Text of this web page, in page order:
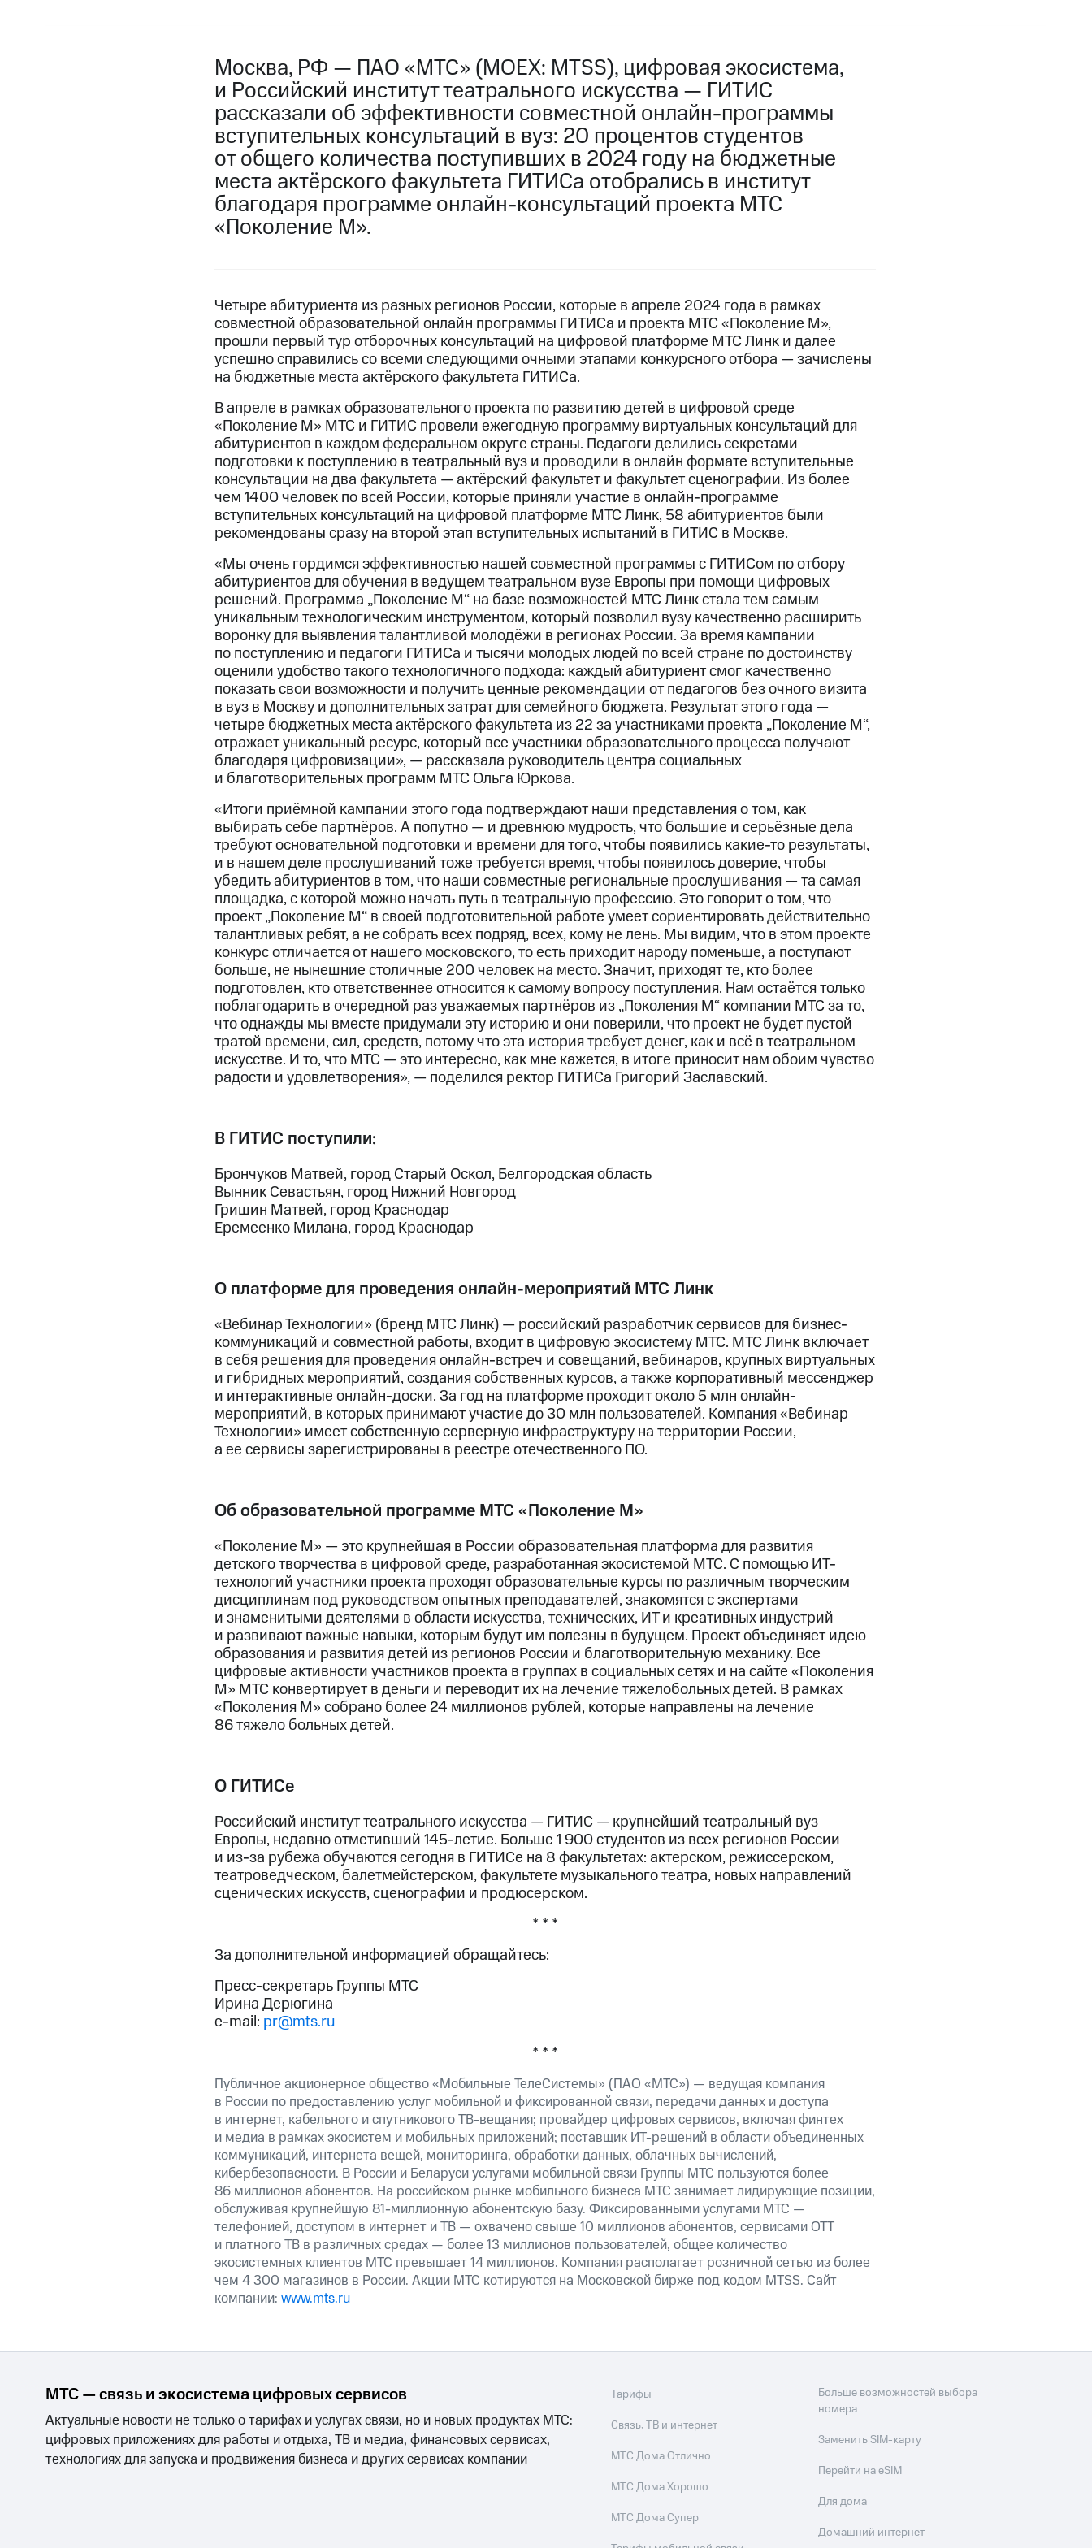
Москва, РФ — ПАО «МТС» (MOEX: MTSS), цифровая экосистема,
и Российский институт театрального искусства — ГИТИС
рассказали об эффективности совместной онлайн-программы
вступительных консультаций в вуз: 20 процентов студентов
от общего количества поступивших в 2024 году на бюджетные
места актёрского факультета ГИТИСа отобрались в институт
благодаря программе онлайн-консультаций проекта МТС
«Поколение М».
Четыре абитуриента из разных регионов России, которые в апреле 2024 года в рамках
совместной образовательной онлайн программы ГИТИСа и проекта МТС «Поколение М»,
прошли первый тур отборочных консультаций на цифровой платформе МТС Линк и далее
успешно справились со всеми следующими очными этапами конкурсного отбора — зачислены
на бюджетные места актёрского факультета ГИТИСа.
В апреле в рамках образовательного проекта по развитию детей в цифровой среде
«Поколение М» МТС и ГИТИС провели ежегодную программу виртуальных консультаций для
абитуриентов в каждом федеральном округе страны. Педагоги делились секретами
подготовки к поступлению в театральный вуз и проводили в онлайн формате вступительные
консультации на два факультета — актёрский факультет и факультет сценографии. Из более
чем 1400 человек по всей России, которые приняли участие в онлайн-программе
вступительных консультаций на цифровой платформе МТС Линк, 58 абитуриентов были
рекомендованы сразу на второй этап вступительных испытаний в ГИТИС в Москве.
«Мы очень гордимся эффективностью нашей совместной программы с ГИТИСом по отбору
абитуриентов для обучения в ведущем театральном вузе Европы при помощи цифровых
решений. Программа „Поколение М“ на базе возможностей МТС Линк стала тем самым
уникальным технологическим инструментом, который позволил вузу качественно расширить
воронку для выявления талантливой молодёжи в регионах России. За время кампании
по поступлению и педагоги ГИТИСа и тысячи молодых людей по всей стране по достоинству
оценили удобство такого технологичного подхода: каждый абитуриент смог качественно
показать свои возможности и получить ценные рекомендации от педагогов без очного визита
в вуз в Москву и дополнительных затрат для семейного бюджета. Результат этого года —
четыре бюджетных места актёрского факультета из 22 за участниками проекта „Поколение М“,
отражает уникальный ресурс, который все участники образовательного процесса получают
благодаря цифровизации», — рассказала руководитель центра социальных
и благотворительных программ МТС Ольга Юркова.
«Итоги приёмной кампании этого года подтверждают наши представления о том, как
выбирать себе партнёров. А попутно — и древнюю мудрость, что большие и серьёзные дела
требуют основательной подготовки и времени для того, чтобы появились какие-то результаты,
и в нашем деле прослушиваний тоже требуется время, чтобы появилось доверие, чтобы
убедить абитуриентов в том, что наши совместные региональные прослушивания — та самая
площадка, с которой можно начать путь в театральную профессию. Это говорит о том, что
проект „Поколение М“ в своей подготовительной работе умеет сориентировать действительно
талантливых ребят, а не собрать всех подряд, всех, кому не лень. Мы видим, что в этом проекте
конкурс отличается от нашего московского, то есть приходит народу поменьше, а поступают
больше, не нынешние столичные 200 человек на место. Значит, приходят те, кто более
подготовлен, кто ответственнее относится к самому вопросу поступления. Нам остаётся только
поблагодарить в очередной раз уважаемых партнёров из „Поколения М“ компании МТС за то,
что однажды мы вместе придумали эту историю и они поверили, что проект не будет пустой
тратой времени, сил, средств, потому что эта история требует денег, как и всё в театральном
искусстве. И то, что МТС — это интересно, как мне кажется, в итоге приносит нам обоим чувство
радости и удовлетворения», — поделился ректор ГИТИСа Григорий Заславский.
В ГИТИС поступили:
Брончуков Матвей, город Старый Оскол, Белгородская область
Вынник Севастьян, город Нижний Новгород
Гришин Матвей, город Краснодар
Еремеенко Милана, город Краснодар
О платформе для проведения онлайн-мероприятий МТС Линк
«Вебинар Технологии» (бренд МТС Линк) — российский разработчик сервисов для бизнес-
коммуникаций и совместной работы, входит в цифровую экосистему МТС. МТС Линк включает
в себя решения для проведения онлайн-встреч и совещаний, вебинаров, крупных виртуальных
и гибридных мероприятий, создания собственных курсов, а также корпоративный мессенджер
и интерактивные онлайн-доски. За год на платформе проходит около 5 млн онлайн-
мероприятий, в которых принимают участие до 30 млн пользователей. Компания «Вебинар
Технологии» имеет собственную серверную инфраструктуру на территории России,
а ее сервисы зарегистрированы в реестре отечественного ПО.
Об образовательной программе МТС «Поколение М»
«Поколение М» — это крупнейшая в России образовательная платформа для развития
детского творчества в цифровой среде, разработанная экосистемой МТС. С помощью ИТ-
технологий участники проекта проходят образовательные курсы по различным творческим
дисциплинам под руководством опытных преподавателей, знакомятся с экспертами
и знаменитыми деятелями в области искусства, технических, ИТ и креативных индустрий
и развивают важные навыки, которым будут им полезны в будущем. Проект объединяет идею
образования и развития детей из регионов России и благотворительную механику. Все
цифровые активности участников проекта в группах в социальных сетях и на сайте «Поколения
М» МТС конвертирует в деньги и переводит их на лечение тяжелобольных детей. В рамках
«Поколения М» собрано более 24 миллионов рублей, которые направлены на лечение
86 тяжело больных детей.
О ГИТИСе
Российский институт театрального искусства — ГИТИС — крупнейший театральный вуз
Европы, недавно отметивший 145-летие. Больше 1 900 студентов из всех регионов России
и из-за рубежа обучаются сегодня в ГИТИСе на 8 факультетах: актерском, режиссерском,
театроведческом, балетмейстерском, факультете музыкального театра, новых направлений
сценических искусств, сценографии и продюсерском.
* * *
За дополнительной информацией обращайтесь:
Пресс-секретарь Группы МТС
Ирина Дерюгина
e-mail: pr@mts.ru
* * *
Публичное акционерное общество «Мобильные ТелеСистемы» (ПАО «МТС») — ведущая компания
в России по предоставлению услуг мобильной и фиксированной связи, передачи данных и доступа
в интернет, кабельного и спутникового ТВ-вещания; провайдер цифровых сервисов, включая финтех
и медиа в рамках экосистем и мобильных приложений; поставщик ИТ-решений в области объединенных
коммуникаций, интернета вещей, мониторинга, обработки данных, облачных вычислений,
кибербезопасности. В России и Беларуси услугами мобильной связи Группы МТС пользуются более
86 миллионов абонентов. На российском рынке мобильного бизнеса МТС занимает лидирующие позиции,
обслуживая крупнейшую 81-миллионную абонентскую базу. Фиксированными услугами МТС —
телефонией, доступом в интернет и ТВ — охвачено свыше 10 миллионов абонентов, сервисами OTT
и платного ТВ в различных средах — более 13 миллионов пользователей, общее количество
экосистемных клиентов МТС превышает 14 миллионов. Компания располагает розничной сетью из более
чем 4 300 магазинов в России. Акции МТС котируются на Московской бирже под кодом MTSS. Сайт
компании: www.mts.ru
МТС — связь и экосистема цифровых сервисов
Актуальные новости не только о тарифах и услугах связи, но и новых продуктах МТС:
цифровых приложениях для работы и отдыха, ТВ и медиа, финансовых сервисах,
технологиях для запуска и продвижения бизнеса и других сервисах компании
Тарифы
Связь, ТВ и интернет
МТС Дома Отлично
МТС Дома Хорошо
МТС Дома Супер
Больше возможностей выбора
номера
Заменить SIM-карту
Перейти на eSIM
Для дома
Домашний интернет